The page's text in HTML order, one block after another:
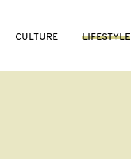
CULTURE LIFESTYLE